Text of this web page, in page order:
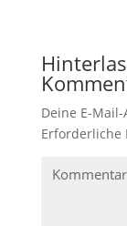
Deine E-
Erforderliche